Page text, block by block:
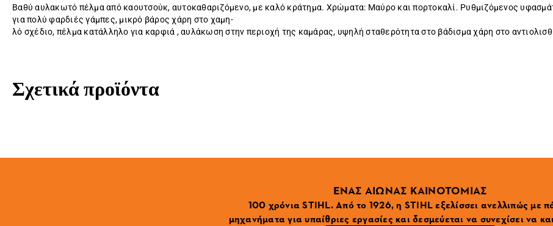
Βαθύ αυλακωτό πέλμα από καουτσούκ, αυτοκαθαριζόμενο, με καλό κράτημα. Χρώματα: Μαύρο και πορτοκαλί. Ρυθμιζόμενος
για πολύ φαρδιές γάμπες, μικρό βάρος χάρη στο χαμη-
λό σχέδιο, πέλμα κατάλληλο για καρφιά , αυλάκωση στην περιοχή της καμάρας, υψηλή σταθερότητα στο βάδισμα χάρη στο
Σχετικά προϊόντα
ΕΝΑΣ ΑΙΩΝΑΣ ΚΑΙΝΟΤΟΜΙΑΣ
100 χρόνια STIHL. Από το 1926, η STIHL εξελίσσει ανελλιπώς με
μηχανήματα για υπαίθριες εργασίες και δεσμεύεται να συνεχίσει να